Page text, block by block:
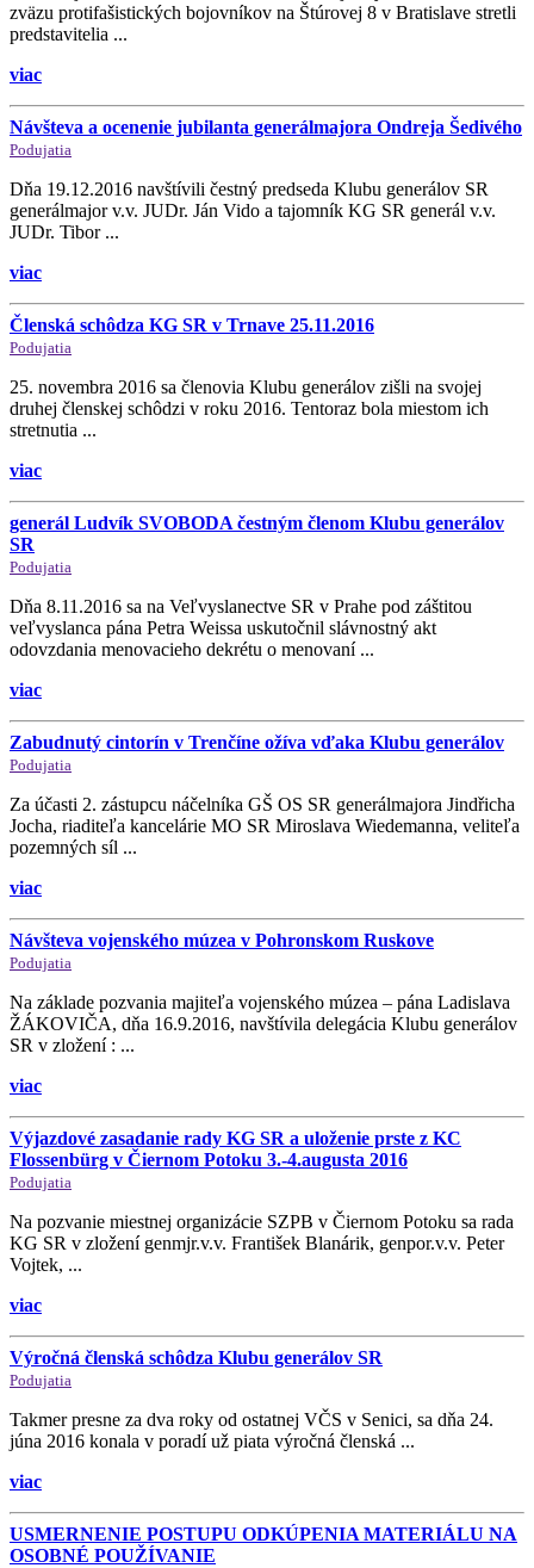
zväzu protifašistických bojovníkov na Štúrovej 8 v Bratislave stretli
predstavitelia ...
viac
Návšteva a ocenenie jubilanta generálmajora Ondreja Šedivého
Podujatia
Dňa 19.12.2016 navštívili čestný predseda Klubu generálov SR
generálmajor v.v. JUDr. Ján Vido a tajomník KG SR generál v.v.
JUDr. Tibor ...
viac
Členská schôdza KG SR v Trnave 25.11.2016
Podujatia
25. novembra 2016 sa členovia Klubu generálov zišli na svojej
druhej členskej schôdzi v roku 2016. Tentoraz bola miestom ich
stretnutia ...
viac
generál Ludvík SVOBODA čestným členom Klubu generálov
SR
Podujatia
Dňa 8.11.2016 sa na Veľvyslanectve SR v Prahe pod záštitou
veľvyslanca pána Petra Weissa uskutočnil slávnostný akt
odovzdania menovacieho dekrétu o menovaní ...
viac
Zabudnutý cintorín v Trenčíne ožíva vďaka Klubu generálov
Podujatia
Za účasti 2. zástupcu náčelníka GŠ OS SR generálmajora Jindřicha
Jocha, riaditeľa kancelárie MO SR Miroslava Wiedemanna, veliteľa
pozemných síl ...
viac
Návšteva vojenského múzea v Pohronskom Ruskove
Podujatia
Na základe pozvania majiteľa vojenského múzea – pána Ladislava
ŽÁKOVIČA, dňa 16.9.2016, navštívila delegácia Klubu generálov
SR v zložení : ...
viac
Výjazdové zasadanie rady KG SR a uloženie prste z KC
Flossenbürg v Čiernom Potoku 3.-4.augusta 2016
Podujatia
Na pozvanie miestnej organizácie SZPB v Čiernom Potoku sa rada
KG SR v zložení genmjr.v.v. František Blanárik, genpor.v.v. Peter
Vojtek, ...
viac
Výročná členská schôdza Klubu generálov SR
Podujatia
Takmer presne za dva roky od ostatnej VČS v Senici, sa dňa 24.
júna 2016 konala v poradí už piata výročná členská ...
viac
USMERNENIE POSTUPU ODKÚPENIA MATERIÁLU NA
OSOBNÉ POUŽÍVANIE